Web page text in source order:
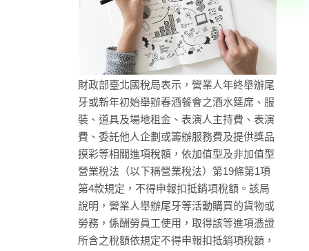
財政部臺北國稅局表示，營業人年終舉辦尾
牙或新年初始舉辦春酒餐會之酒水筵席、服
裝、道具及場地租金、表演人主持費、表演
費、委託他人企劃或籌辦服務費及提供獎品
摸彩等相關進項稅額，依加值型及非加值型
營業稅法（以下稱營業稅法）第19條第1項
第4款規定，不得申報扣抵銷項稅額。該局
說明，營業人舉辦尾牙等活動購買的貨物或
勞務，係酬勞員工使用，取得該等進項憑證
所含之稅額依規定不得申報扣抵銷項稅額，